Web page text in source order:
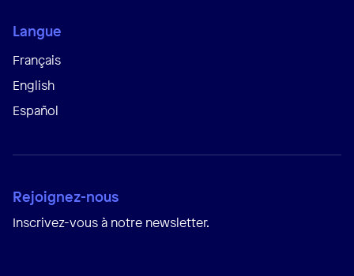
Langue
Français
English
Español
Rejoignez-nous
Inscrivez-vous à notre newsletter.